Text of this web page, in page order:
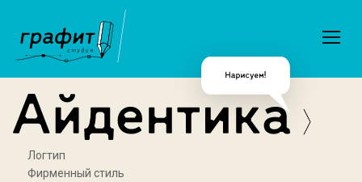
Логтип
Фирменный стиль